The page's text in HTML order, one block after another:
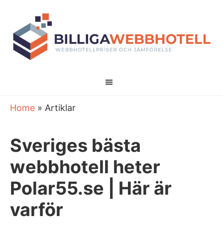
Home » Artiklar
Sveriges bästa
webbhotell heter
Polar55.se | Här är
varför